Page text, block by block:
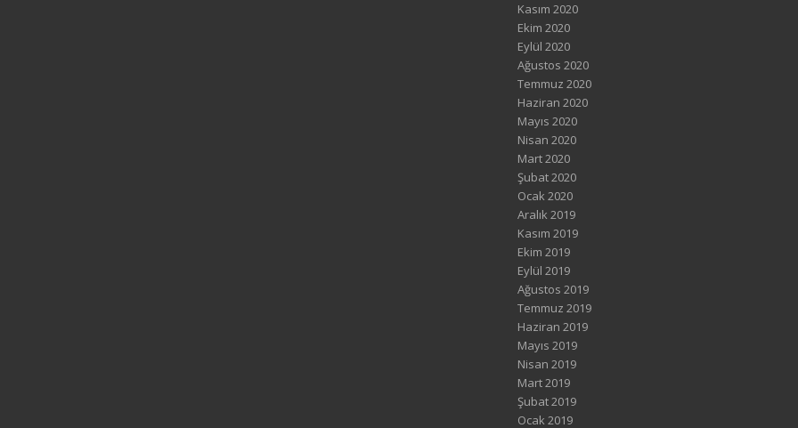
Kasım 2020
Ekim 2020
Eylül 2020
Ağustos 2020
Temmuz 2020
Haziran 2020
Mayıs 2020
Nisan 2020
Mart 2020
Şubat 2020
Ocak 2020
Aralık 2019
Kasım 2019
Ekim 2019
Eylül 2019
Ağustos 2019
Temmuz 2019
Haziran 2019
Mayıs 2019
Nisan 2019
Mart 2019
Şubat 2019
Ocak 2019